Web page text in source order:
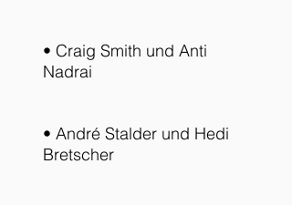
• Craig Smith und Anti
Nadrai
• André Stalder und Hedi
Bretscher